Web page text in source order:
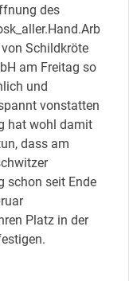
des
von Schildkröte
am Freitag so
und
vonstatten
hat wohl damit
dass am
schon seit Ende
Platz in der